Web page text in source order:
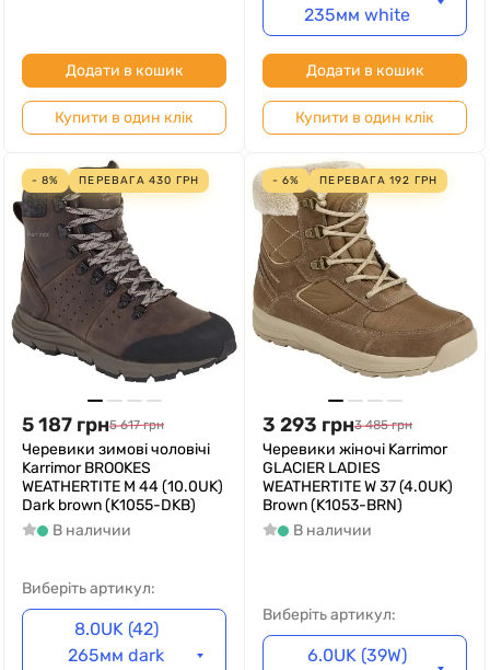
Додати в кошик
Купити в один клік
235мм white
Додати в кошик
Купити в один клік
- 8% ПЕРЕВАГА430 ГРН
5 187 грн5 617 грн
Черевики зимові чоловічі
Karrimor BROOKES
WEATHERTITE M 44 (10.0UK)
Dark brown (K1055-DKB)
В наличии
Виберіть артикул:
8.0UK (42)
265мм dark
- 6% ПЕРЕВАГА192 ГРН
3 293 грн3 485 грн
Черевики жіночі Karrimor
GLACIER LADIES
WEATHERTITE W 37 (4.0UK)
Brown (K1053-BRN)
В наличии
Виберіть артикул:
6.0UK (39W)